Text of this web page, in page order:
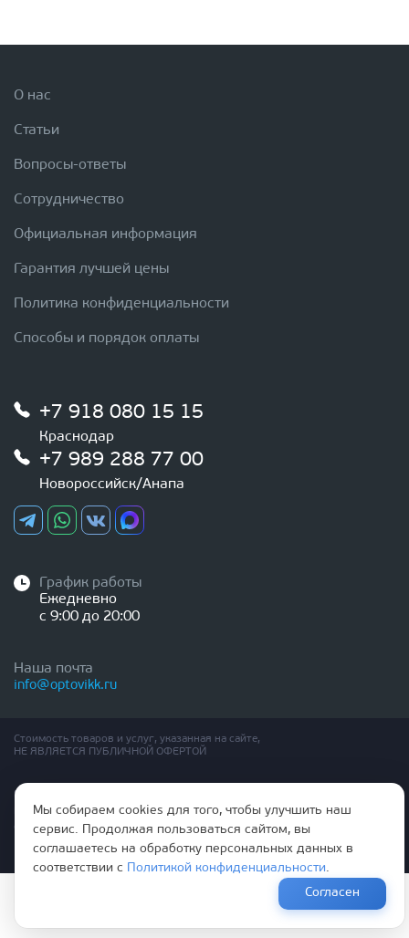
О нас
Статьи
Вопросы-ответы
Сотрудничество
Официальная информация
Гарантия лучшей цены
Политика конфиденциальности
Способы и порядок оплаты
+7 918 080 15 15
Краснодар
+7 989 288 77 00
Новороссийск/Анапа
График работы
Ежедневно
с 9:00 до 20:00
Наша почта
info@optovikk.ru
Стоимость товаров и услуг, указанная на сайте,
НЕ ЯВЛЯЕТСЯ ПУБЛИЧНОЙ ОФЕРТОЙ
Правила эксплутации входных и межкомнатных дверей
Политика обработки персональных данных
Согласие на обработку персональных данных
Мы собираем cookies для того, чтобы улучшить наш
сервис. Продолжая пользоваться сайтом, вы
соглашаетесь на обработку персональных данных в
соответствии с
Политикой конфиденциальности.
Согласен